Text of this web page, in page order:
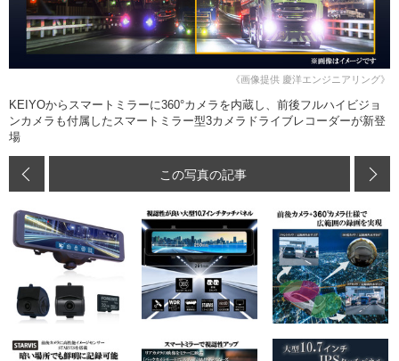
《画像提供 慶洋エンジニアリング》
KEIYOからスマートミラーに360°カメラを内蔵し、前後フルハイビジョ
ンカメラも付属したスマートミラー型3カメラドライブレコーダーが新登
場
この写真の記事